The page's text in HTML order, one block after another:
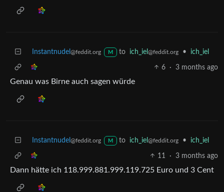
Instantnudel @feddit.org M to ich_iel @feddit.org • ich_iel
6 · 3 months ago
Genau was Birne auch sagen würde
Instantnudel @feddit.org M to ich_iel @feddit.org • ich_iel
11 · 3 months ago
Dann hätte ich 118.999.881.999.119.725 Euro und 3 Cent